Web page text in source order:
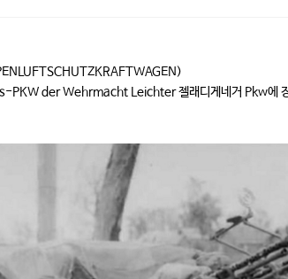
PKW der Wehrmacht Leichter 젤래디게네거 Pkw